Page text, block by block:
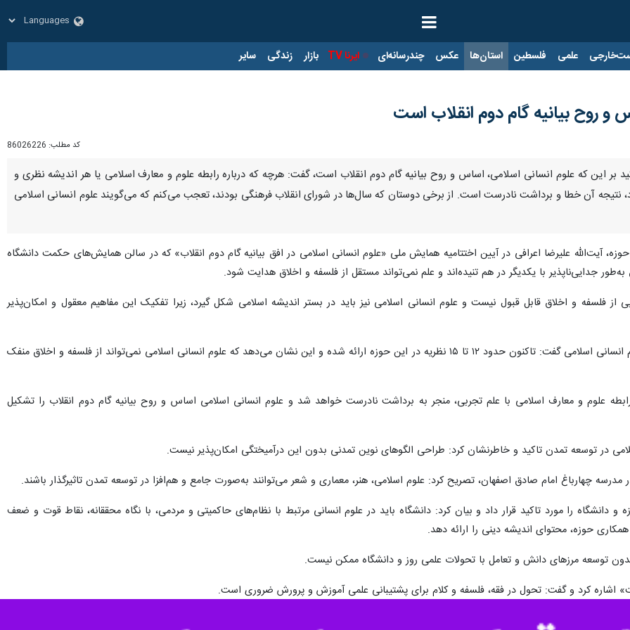
علمی فلسطین استان‌ها عکس چندرسانه‌ای ایرنا TV بازار زندگی سایر
و روح بیانیه گام دوم انقلاب است
کد مطلب: 86026226